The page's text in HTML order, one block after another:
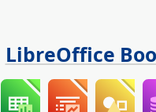
LibreOffice